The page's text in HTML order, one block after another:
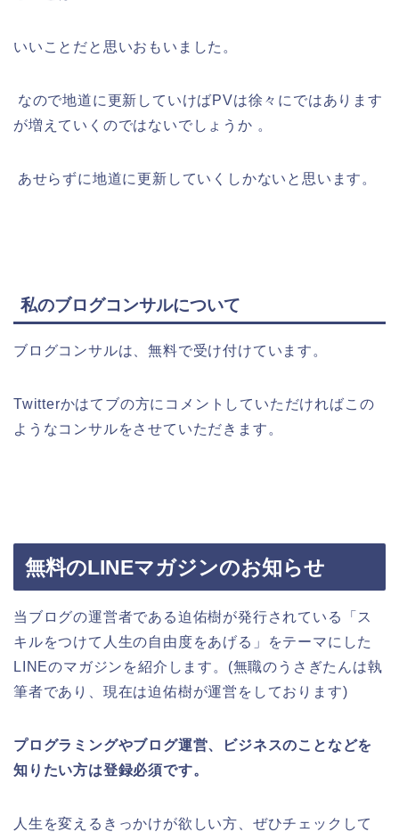
いいことだと思いおもいました。
なので地道に更新していけばPVは徐々にではあります
が増えていくのではないでしょうか 。
あせらずに地道に更新していくしかないと思います。
私のブログコンサルについて
ブログコンサルは、無料で受け付けています。
Twitterかはてブの方にコメントしていただければこの
ようなコンサルをさせていただきます。
無料のLINEマガジンのお知らせ
当ブログの運営者である迫佑樹が発行されている「ス
キルをつけて人生の自由度をあげる」をテーマにした
LINEのマガジンを紹介します。(無職のうさぎたんは執
筆者であり、現在は迫佑樹が運営をしております)
プログラミングやブログ運営、ビジネスのことなどを
知りたい方は登録必須です。
人生を変えるきっかけが欲しい方、ぜひチェックして